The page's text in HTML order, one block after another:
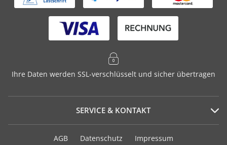
Ihre Daten werden SSL-verschlüsselt und sicher übertragen
SERVICE & KONTAKT
Serviceportal
AGB Datenschutz Impressum